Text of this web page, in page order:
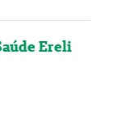
Ereli